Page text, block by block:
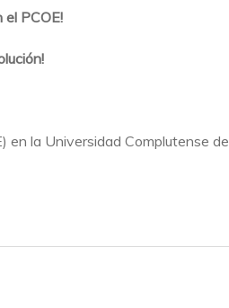
el PCOE!
en la Universidad Complutense de